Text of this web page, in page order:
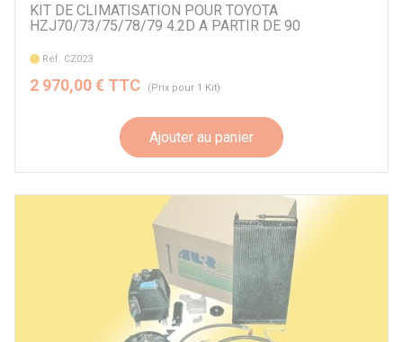
KIT DE CLIMATISATION POUR TOYOTA
HZJ70/73/75/78/79 4.2D A PARTIR DE 90
Réf. CZ023
2 970,00 € TTC (Prix pour 1 Kit)
Ajouter au panier